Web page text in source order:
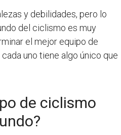
y debilidades, pero lo
del ciclismo es muy
el mejor equipo de
uno tiene algo único que
de ciclismo